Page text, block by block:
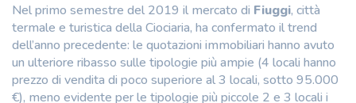
Nel primo semestre del 2019 il mercato di Fiuggi, città
termale e turistica della Ciociaria, ha confermato il trend
dell’anno precedente: le quotazioni immobiliari hanno avuto
un ulteriore ribasso sulle tipologie più ampie (4 locali hanno
prezzo di vendita di poco superiore al 3 locali, sotto 95.000
€), meno evidente per le tipologie più piccole 2 e 3 locali i